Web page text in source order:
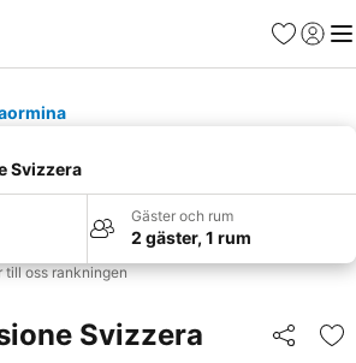
Favoriter
Logga
Svizzera
Gäster och rum
2 gäster, 1 rum
till oss rankningen
Svizzera Dela